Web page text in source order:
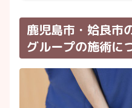
鹿児島市・姶良市
グループの施術に